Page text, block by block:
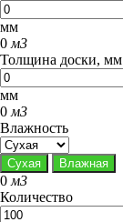
мм
0 м3
Толщина доски, мм
мм
0 м3
Влажность
Сухая Влажная
0 м3
Количество